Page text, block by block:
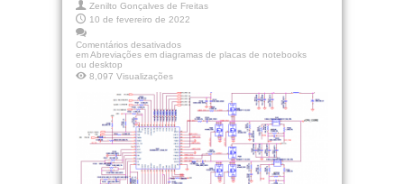
Zenilto Gonçalves de Freitas
10 de fevereiro de 2022
Comentários desativados
em Abreviações em diagramas de placas de notebooks
ou desktop
8,097 Visualizações